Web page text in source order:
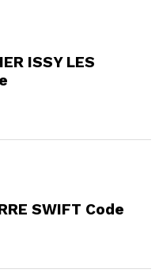
ISSY LES
SWIFT Code